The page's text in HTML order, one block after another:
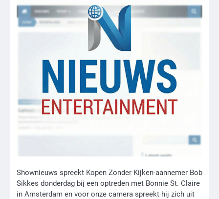
Shownieuws spreekt Kopen Zonder Kijken-aannemer Bob
Sikkes donderdag bij een optreden met Bonnie St. Claire
in Amsterdam en voor onze camera spreekt hij zich uit